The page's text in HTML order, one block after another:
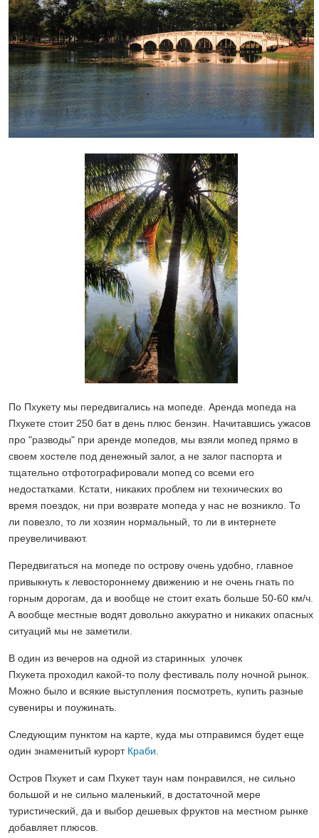
По Пхукету мы передвигались на мопеде. Аренда мопеда на
Пхукете стоит 250 бат в день плюс бензин. Начитавшись ужасов
про "разводы" при аренде мопедов, мы взяли мопед прямо в
своем хостеле под денежный залог, а не залог паспорта и
тщательно отфотографировали мопед со всеми его
недостатками. Кстати, никаких проблем ни технических во
время поездок, ни при возврате мопеда у нас не возникло. То
ли повезло, то ли хозяин нормальный, то ли в интернете
преувеличивают.
Передвигаться на мопеде по острову очень удобно, главное
привыкнуть к левостороннему движению и не очень гнать по
горным дорогам, да и вообще не стоит ехать больше 50-60 км/ч.
А вообще местные водят довольно аккуратно и никаких опасных
ситуаций мы не заметили.
В один из вечеров на одной из старинных улочек
Пхукета проходил какой-то полу фестиваль полу ночной рынок.
Можно было и всякие выступления посмотреть, купить разные
сувениры и поужинать.
Следующим пунктом на карте, куда мы отправимся будет еще
один знаменитый курорт Краби
Остров Пхукет и сам Пхукет таун нам понравился, не сильно
большой и не сильно маленький, в достаточной мере
туристический, да и выбор дешевых фруктов на местном рынке
добавляет плюсов.